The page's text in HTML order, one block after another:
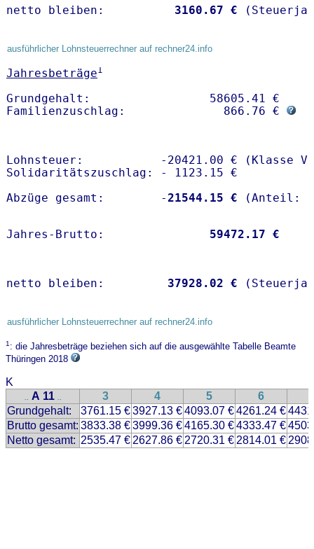
netto bleiben: 3160.67 €
ausführlicher Lohnsteuerrechner auf rechner24.info
Jahresbeträge1
Grundgehalt:                 58605.41 €
Familienzuschlag:              866.76 €
Lohnsteuer:           -20421.00 € (Klasse V)
Solidaritätszuschlag: - 1123.15 €
Abzüge gesamt:        -21544.15 €
Jahres-Brutto: 59472.17 €
netto bleiben: 37928.02 €
ausführlicher Lohnsteuerrechner auf rechner24.info
1: die Jahresbeträge beziehen sich auf die ausgewählte Tabelle Beamte
Thüringen 2018
K
.. A 11 .. 3 4 5 6
Grundgehalt:
3761.15 €3927.13 €4093.07 €4261.24 €
Brutto gesamt: 3833.38 €3999.36 €4165.30 €4333.47 €
Netto gesamt: 2535.47 € 2627.86 € 2720.31 € 2814.01 €